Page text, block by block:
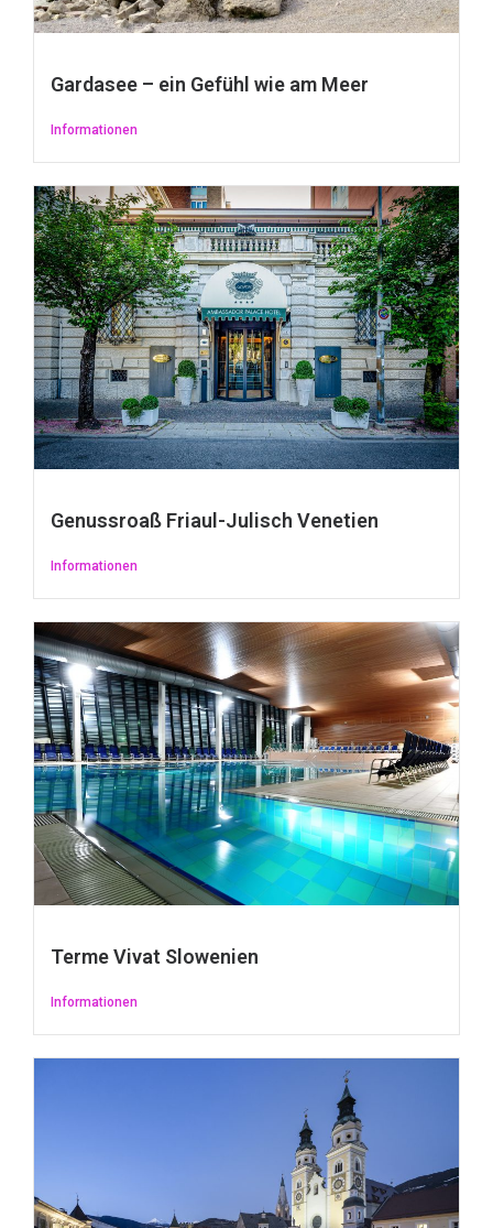
Gardasee – ein Gefühl wie am Meer
Informationen
Genussroaß Friaul-Julisch Venetien
Informationen
Terme Vivat Slowenien
Informationen